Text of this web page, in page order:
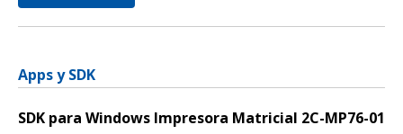
Apps y SDK
SDK para Windows Impresora Matricial 2C-MP76-01